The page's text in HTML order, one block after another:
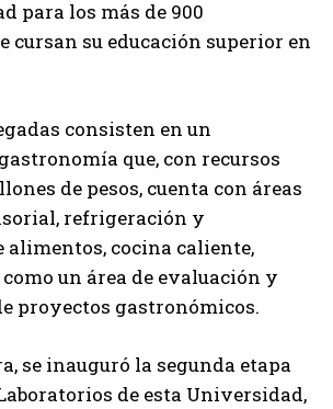
para los más de 900
cursan su educación superior en
consisten en un
que, con recursos
de pesos, cuenta con áreas
refrigeración y
alimentos, cocina caliente,
un área de evaluación y
proyectos gastronómicos.
se inauguró la segunda etapa
de esta Universidad,